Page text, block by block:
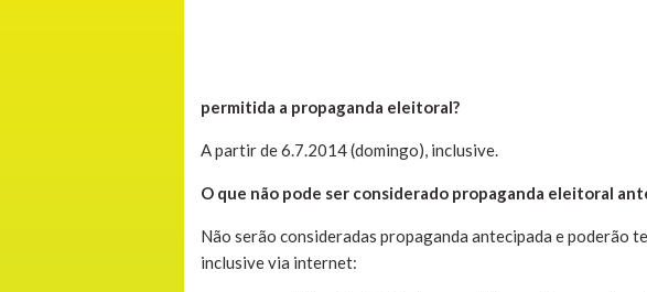
permitida a propaganda eleitoral?
A partir de 6.7.2014 (domingo), inclusive.
O que não pode ser considerado propaganda eleitoral
Não serão consideradas propaganda antecipada e poderão
inclusive via internet: